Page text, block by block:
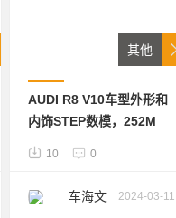
其他
AUDI R8 V10车型外形和
内饰STEP数模，252M
10 0
车海文 2024-03-11